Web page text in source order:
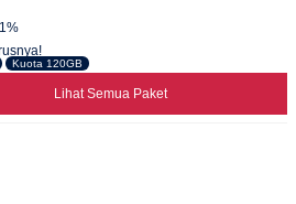
Kuota 120GB
Lihat Semua Paket